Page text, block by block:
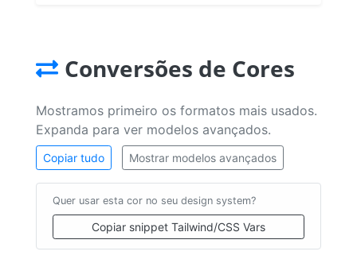
Conversões de Cores
Mostramos primeiro os formatos mais usados.
Expanda para ver modelos avançados.
Copiar tudo Mostrar modelos avançados
Quer usar esta cor no seu design system?
Copiar snippet Tailwind/CSS Vars